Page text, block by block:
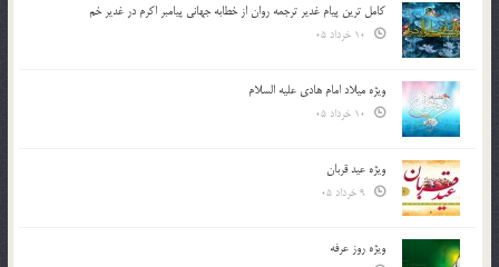
کامل ترین پیام غدیر ترجمه روان از خطابه جهانی پیامبر اکرم در غدیر خم
ویژه میلاد امام هادی علیه السلام
ویژه عید قربان
ویژه روز عرفه